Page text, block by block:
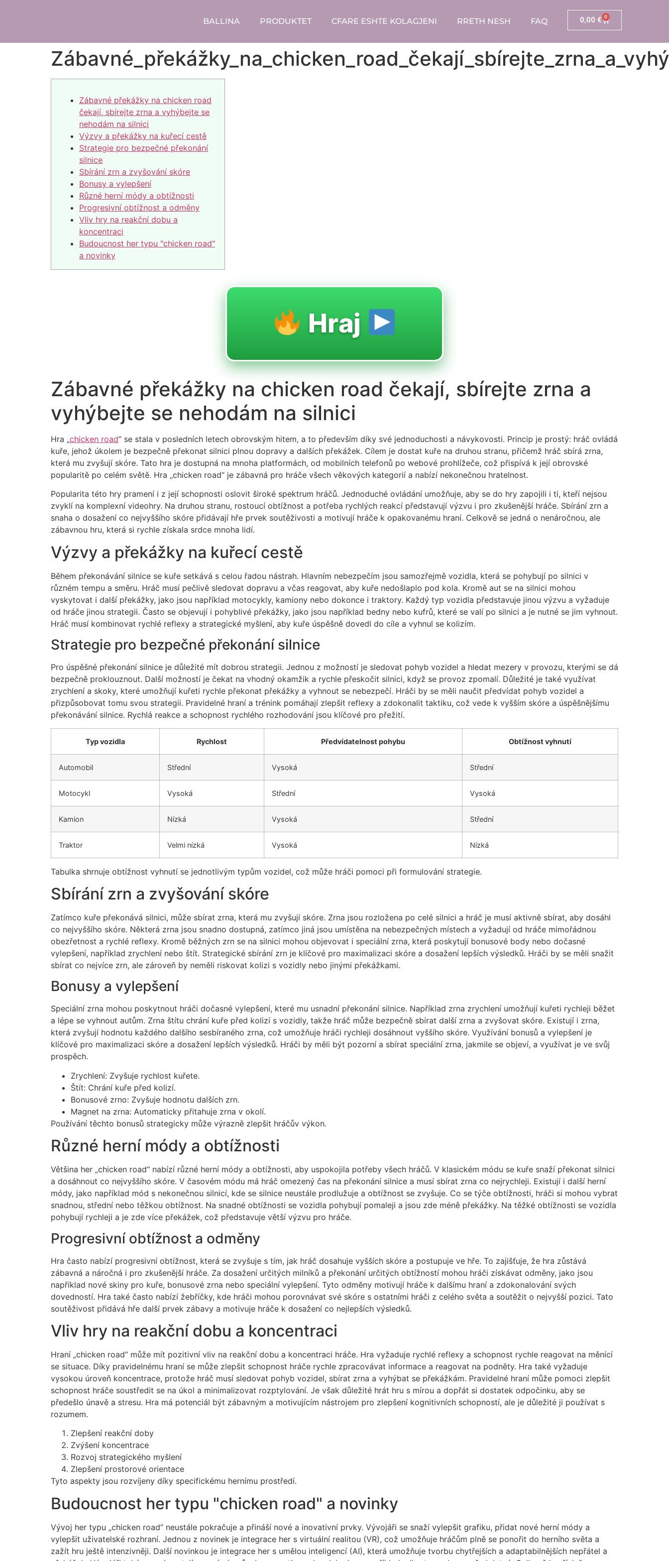
BALLINA PRODUKTET CFARE ESHTE KOLAGJENI RRETH NESH FAQ 0,00 € 0
Zábavné překážky na chicken road
čekají, sbírejte zrna a vyhýbejte se
nehodám na silnici
Výzvy a překážky na kuřecí cestě
Strategie pro bezpečné překonání
silnice
Sbírání zrn a zvyšování skóre
Bonusy a vylepšení
Různé herní módy a obtížnosti
Progresivní obtížnost a odměny
Vliv hry na reakční dobu a
koncentraci
Budoucnost her typu "chicken road"
a novinky
Hraj
Zábavné překážky na chicken road čekají, sbírejte zrna a
vyhýbejte se nehodám na silnici
Hra „chicken road“ se stala v posledních letech obrovským hitem, a to především díky své jednoduchosti a návykovosti. Princip je prostý: hráč ovládá
kuře, jehož úkolem je bezpečně překonat silnici plnou dopravy a dalších překážek. Cílem je dostat kuře na druhou stranu, přičemž hráč sbírá zrna,
která mu zvyšují skóre. Tato hra je dostupná na mnoha platformách, od mobilních telefonů po webové prohlížeče, což přispívá k její obrovské
popularitě po celém světě. Hra „chicken road“ je zábavná pro hráče všech věkových kategorií a nabízí nekonečnou hratelnost.
Popularita této hry pramení i z její schopnosti oslovit široké spektrum hráčů. Jednoduché ovládání umožňuje, aby se do hry zapojili i ti, kteří nejsou
zvyklí na komplexní videohry. Na druhou stranu, rostoucí obtížnost a potřeba rychlých reakcí představují výzvu i pro zkušenější hráče. Sbírání zrn a
snaha o dosažení co nejvyššího skóre přidávají hře prvek soutěživosti a motivují hráče k opakovanému hraní. Celkově se jedná o nenáročnou, ale
zábavnou hru, která si rychle získala srdce mnoha lidí.
Výzvy a překážky na kuřecí cestě
Během překonávání silnice se kuře setkává s celou řadou nástrah. Hlavním nebezpečím jsou samozřejmě vozidla, která se pohybují po silnici v
různém tempu a směru. Hráč musí pečlivě sledovat dopravu a včas reagovat, aby kuře nedošlaplo pod kola. Kromě aut se na silnici mohou
vyskytovat i další překážky, jako jsou například motocykly, kamiony nebo dokonce i traktory. Každý typ vozidla představuje jinou výzvu a vyžaduje
od hráče jinou strategii. Často se objevují i pohyblivé překážky, jako jsou například bedny nebo kufrů, které se valí po silnici a je nutné se jim vyhnout.
Hráč musí kombinovat rychlé reflexy a strategické myšlení, aby kuře úspěšně dovedl do cíle a vyhnul se kolizím.
Strategie pro bezpečné překonání silnice
Pro úspěšné překonání silnice je důležité mít dobrou strategii. Jednou z možností je sledovat pohyb vozidel a hledat mezery v provozu, kterými se dá
bezpečně proklouznout. Další možností je čekat na vhodný okamžik a rychle přeskočit silnici, když se provoz zpomalí. Důležité je také využívat
zrychlení a skoky, které umožňují kuřeti rychle překonat překážky a vyhnout se nebezpečí. Hráči by se měli naučit předvídat pohyb vozidel a
přizpůsobovat tomu svou strategii. Pravidelné hraní a trénink pomáhají zlepšit reflexy a zdokonalit taktiku, což vede k vyšším skóre a úspěšnějšímu
překonávání silnice. Rychlá reakce a schopnost rychlého rozhodování jsou klíčové pro přežití.
Typ vozidla Rychlost Předvídatelnost pohybu Obtížnost vyhnutí
Automobil Střední Vysoká Střední
Motocykl Vysoká Střední Vysoká
Kamion Nízká Vysoká Střední
Traktor Velmi nízká Vysoká Nízká
Tabulka shrnuje obtížnost vyhnutí se jednotlivým typům vozidel, což může hráči pomoci při formulování strategie.
Sbírání zrn a zvyšování skóre
Zatímco kuře překonává silnici, může sbírat zrna, která mu zvyšují skóre. Zrna jsou rozložena po celé silnici a hráč je musí aktivně sbírat, aby dosáhl
co nejvyššího skóre. Některá zrna jsou snadno dostupná, zatímco jiná jsou umístěna na nebezpečných místech a vyžadují od hráče mimořádnou
obezřetnost a rychlé reflexy. Kromě běžných zrn se na silnici mohou objevovat i speciální zrna, která poskytují bonusové body nebo dočasné
vylepšení, například zrychlení nebo štít. Strategické sbírání zrn je klíčové pro maximalizaci skóre a dosažení lepších výsledků. Hráči by se měli snažit
sbírat co nejvíce zrn, ale zároveň by neměli riskovat kolizi s vozidly nebo jinými překážkami.
Bonusy a vylepšení
Speciální zrna mohou poskytnout hráči dočasné vylepšení, které mu usnadní překonání silnice. Například zrna zrychlení umožňují kuřeti rychleji běžet
a lépe se vyhnout autům. Zrna štítu chrání kuře před kolizí s vozidly, takže hráč může bezpečně sbírat další zrna a zvyšovat skóre. Existují i zrna,
která zvyšují hodnotu každého dalšího sesbíraného zrna, což umožňuje hráči rychleji dosáhnout vyššího skóre. Využívání bonusů a vylepšení je
klíčové pro maximalizaci skóre a dosažení lepších výsledků. Hráči by měli být pozorní a sbírat speciální zrna, jakmile se objeví, a využívat je ve svůj
prospěch.
Zrychlení: Zvyšuje rychlost kuřete.
Štít: Chrání kuře před kolizí.
Bonusové zrno: Zvyšuje hodnotu dalších zrn.
Magnet na zrna: Automaticky přitahuje zrna v okolí.
Používání těchto bonusů strategicky může výrazně zlepšit hráčův výkon.
Různé herní módy a obtížnosti
Většina her „chicken road“ nabízí různé herní módy a obtížnosti, aby uspokojila potřeby všech hráčů. V klasickém módu se kuře snaží překonat silnici
a dosáhnout co nejvyššího skóre. V časovém módu má hráč omezený čas na překonání silnice a musí sbírat zrna co nejrychleji. Existují i další herní
módy, jako například mód s nekonečnou silnicí, kde se silnice neustále prodlužuje a obtížnost se zvyšuje. Co se týče obtížnosti, hráči si mohou vybrat
snadnou, střední nebo těžkou obtížnost. Na snadné obtížnosti se vozidla pohybují pomaleji a jsou zde méně překážky. Na těžké obtížnosti se vozidla
pohybují rychleji a je zde více překážek, což představuje větší výzvu pro hráče.
Progresivní obtížnost a odměny
Hra často nabízí progresivní obtížnost, která se zvyšuje s tím, jak hráč dosahuje vyšších skóre a postupuje ve hře. To zajišťuje, že hra zůstává
zábavná a náročná i pro zkušenější hráče. Za dosažení určitých milníků a překonání určitých obtížností mohou hráči získávat odměny, jako jsou
například nové skiny pro kuře, bonusové zrna nebo speciální vylepšení. Tyto odměny motivují hráče k dalšímu hraní a zdokonalování svých
dovedností. Hra také často nabízí žebříčky, kde hráči mohou porovnávat své skóre s ostatními hráči z celého světa a soutěžit o nejvyšší pozici. Tato
soutěživost přidává hře další prvek zábavy a motivuje hráče k dosažení co nejlepších výsledků.
Vliv hry na reakční dobu a koncentraci
Hraní „chicken road“ může mít pozitivní vliv na reakční dobu a koncentraci hráče. Hra vyžaduje rychlé reflexy a schopnost rychle reagovat na měnící
se situace. Díky pravidelnému hraní se může zlepšit schopnost hráče rychle zpracovávat informace a reagovat na podněty. Hra také vyžaduje
vysokou úroveň koncentrace, protože hráč musí sledovat pohyb vozidel, sbírat zrna a vyhýbat se překážkám. Pravidelné hraní může pomoci zlepšit
schopnost hráče soustředit se na úkol a minimalizovat rozptylování. Je však důležité hrát hru s mírou a dopřát si dostatek odpočinku, aby se
předešlo únavě a stresu. Hra má potenciál být zábavným a motivujícím nástrojem pro zlepšení kognitivních schopností, ale je důležité ji používat s
rozumem.
Zlepšení reakční doby
Zvýšení koncentrace
Rozvoj strategického myšlení
Zlepšení prostorové orientace
Tyto aspekty jsou rozvíjeny díky specifickému hernímu prostředí.
Budoucnost her typu "chicken road" a novinky
Vývoj her typu „chicken road“ neustále pokračuje a přináší nové a inovativní prvky. Vývojáři se snaží vylepšit grafiku, přidat nové herní módy a
vylepšit uživatelské rozhraní. Jednou z novinek je integrace her s virtuální realitou (VR), což umožňuje hráčům plně se ponořit do herního světa a
zažít hru ještě intenzivněji. Další novinkou je integrace her s umělou inteligencí (AI), která umožňuje tvorbu chytřejších a adaptabilnějších nepřátel a